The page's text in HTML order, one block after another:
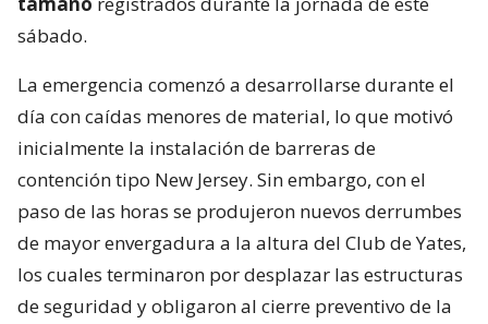
sábado.
La emergencia comenzó a desarrollarse durante el
día con caídas menores de material, lo que motivó
inicialmente la instalación de barreras de
contención tipo New Jersey. Sin embargo, con el
paso de las horas se produjeron nuevos derrumbes
de mayor envergadura a la altura del Club de Yates,
los cuales terminaron por desplazar las estructuras
de seguridad y obligaron al cierre preventivo de la